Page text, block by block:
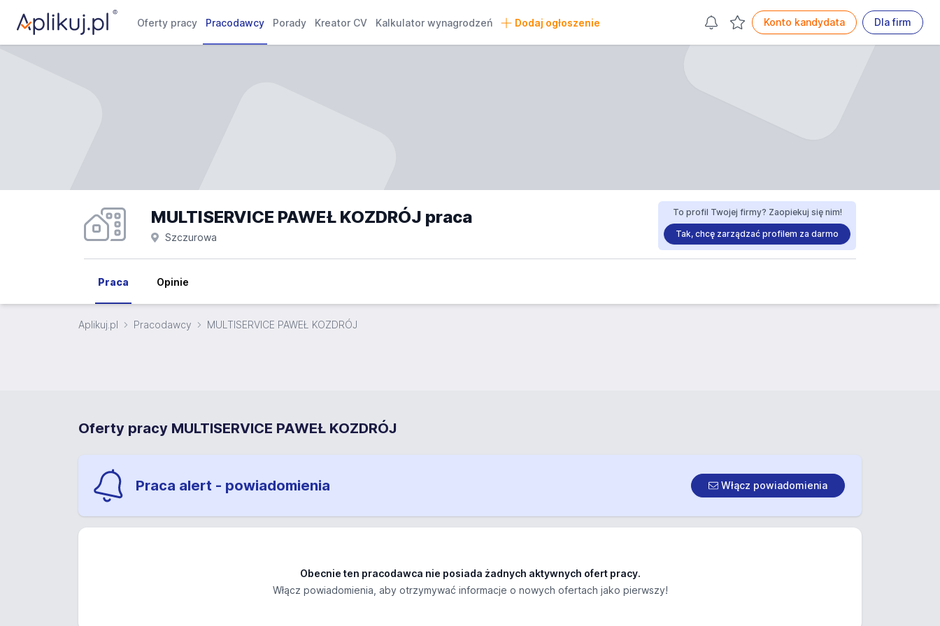
Oferty pracy Pracodawcy Porady Kreator CV Kalkulator wynagrodzeń Dodaj ogłoszenie Konto kandydata Dla firm
MULTISERVICE PAWEŁ KOZDRÓJ praca
Szczurowa
To profil Twojej firmy? Zaopiekuj się nim!
Tak, chcę zarządzać profilem za darmo
Praca Opinie
Aplikuj.pl Pracodawcy MULTISERVICE PAWEŁ KOZDRÓJ
Oferty pracy MULTISERVICE PAWEŁ KOZDRÓJ
Praca alert - powiadomienia Włącz powiadomienia
Obecnie ten pracodawca nie posiada żadnych aktywnych ofert pracy.
Włącz powiadomienia, aby otrzymywać informacje o nowych ofertach jako pierwszy!